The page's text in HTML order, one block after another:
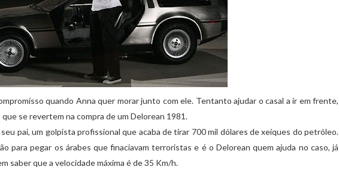
quando Anna quer morar junto com ele. Tentanto ajudar o casal a ir em frente,
se revertem na compra de um Delorean 1981.
pai, um golpista profissional que acaba de tirar 700 mil dólares de xeiques do petróleo.
para pegar os árabes que finaciavam terroristas e é o Delorean quem ajuda no caso, já
saber que a velocidade máxima é de 35 Km/h.